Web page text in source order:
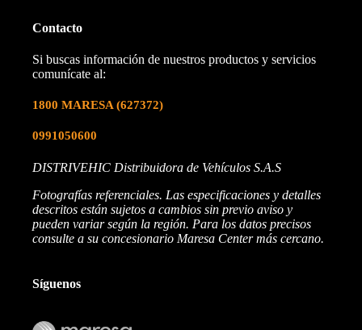
Contacto
Si buscas información de nuestros productos y servicios
comunícate al:
1800 MARESA (627372)
0991050600
DISTRIVEHIC Distribuidora de Vehículos S.A.S
Fotografías referenciales. Las especificaciones y detalles
descritos están sujetos a cambios sin previo aviso y
pueden variar según la región. Para los datos precisos
consulte a su concesionario Maresa Center más cercano.
Síguenos